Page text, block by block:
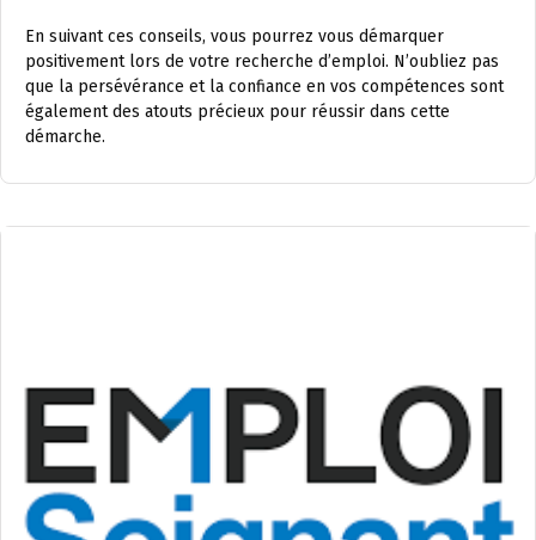
En suivant ces conseils, vous pourrez vous démarquer
positivement lors de votre recherche d’emploi. N’oubliez pas
que la persévérance et la confiance en vos compétences sont
également des atouts précieux pour réussir dans cette
démarche.